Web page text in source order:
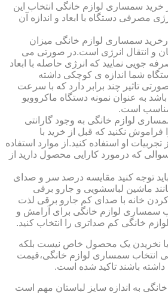
خرید سمساری لوازم خانگی انتخاب این
مصرفی دستگاه با ابعاد و اندازه آن
سمساری لوازم خانگی میزان
و انتقال انرژی است.در صورتی می
جویی نمایید که انرژی حاصله با ابعاد
شما اندازه ی کوچکی داشته
تاثیر چند برابر دارد که با سرعت
باشد به عنوان نمونه دستگاه ماکروویو
مناسب است.
لوازم خانگی به وجود گارانتی
فراموش نکنید که قبل از خرید با
او استفاده کنید.از موارد استفاده
که درمورد کارایی محصول دارید از
توجه کنید مقایسه درصد سر و صدای
ماشین لباسشویی و جارو برقی
خانه با صدای کم جارو برقی لذت
سمساری لوازم خانگی برای آرامش و
خانگی کم صداتری را انتخاب کنید.
یا نخریدن یک محصول خاص نیست بلکه
انتخاب سمساری لوازم خانگی،قیمت
داشته باشند تاکید شده است.
به اندازه سایز لباستان مهم است